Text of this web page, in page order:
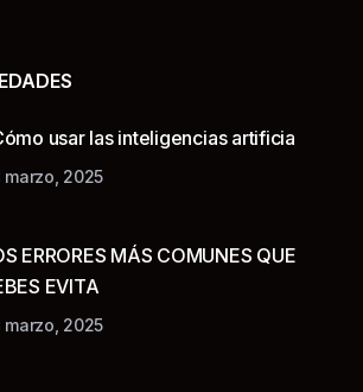
usar las inteligencias artificia
marzo, 2025
ERRORES MÁS COMUNES QUE
EVITA
marzo, 2025